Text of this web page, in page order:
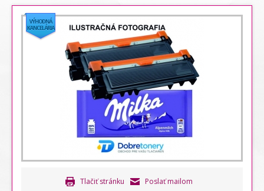
Tlačiť stránku Poslať mailom